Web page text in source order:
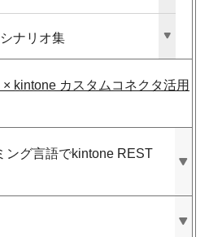
ナリオ集
kintone カスタムコネクタ活用
ング言語で​kintone REST